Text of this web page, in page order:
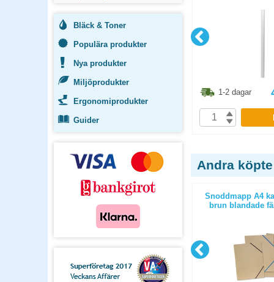
Bläck & Toner
Populära produkter
Nya produkter
Miljöprodukter
Ergonomiprodukter
Guider
1-2 dagar
Andra
Snoddmapp A4 grön
Snoddmapp A4
brun blandade